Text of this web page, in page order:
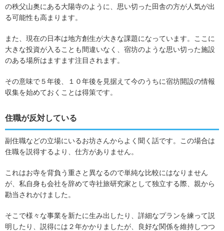
の秩父山奥にある大陽寺のように、思い切った田舎の方が人気が出
る可能性も高まります。
また、現在の日本は地方創生が大きな課題になっています。ここに
大きな投資が入ることも間違いなく、宿坊のような思い切った施設
のある場所はますます注目されます。
その意味で５年後、１０年後を見据えて今のうちに宿坊開設の情報
収集を始めておくことは得策です。
住職が反対している
副住職などの立場にいるお坊さんからよく聞く話です。この場合は
住職を説得するより、仕方がありません。
これはお寺を背負う重さと異なるので単純な比較にはなりません
が、私自身も会社を辞めて寺社旅研究家として独立する際、親から
勘当されかけました。
そこで様々な事業を新たに生み出したり、詳細なプランを練って説
明したり、説得には２年かかりましたが、良好な関係を維持しつつ